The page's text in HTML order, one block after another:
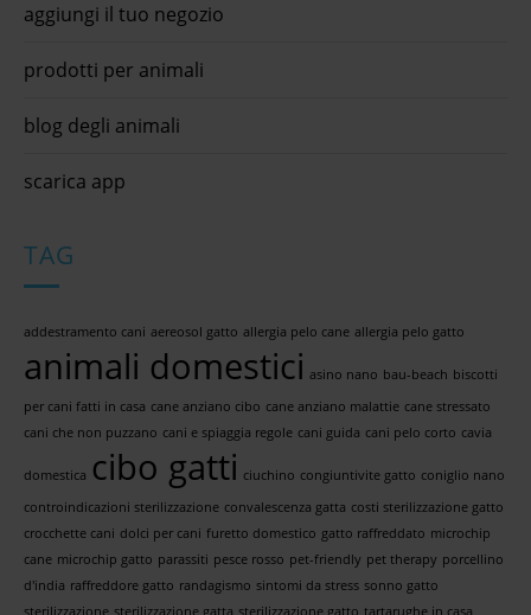
aggiungi il tuo negozio
prodotti per animali
blog degli animali
scarica app
TAG
addestramento cani aereosol gatto allergia pelo cane allergia pelo gatto
animali domestici asino nano bau-beach biscotti
per cani fatti in casa cane anziano cibo cane anziano malattie cane stressato
cani che non puzzano cani e spiaggia regole cani guida cani pelo corto cavia
domestica cibo gatti ciuchino congiuntivite gatto coniglio nano
controindicazioni sterilizzazione convalescenza gatta costi sterilizzazione gatto
crocchette cani dolci per cani furetto domestico gatto raffreddato microchip
cane microchip gatto parassiti pesce rosso pet-friendly pet therapy porcellino
d'india raffreddore gatto randagismo sintomi da stress sonno gatto
sterilizzazione sterilizzazione gatta sterilizzazione gatto tartarughe in casa